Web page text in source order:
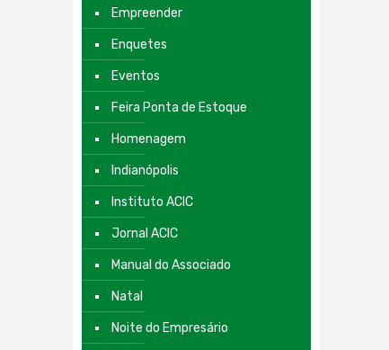
Empreender
Enquetes
Eventos
Feira Ponta de Estoque
Homenagem
Indianópolis
Instituto ACIC
Jornal ACIC
Manual do Associado
Natal
Noite do Empresário